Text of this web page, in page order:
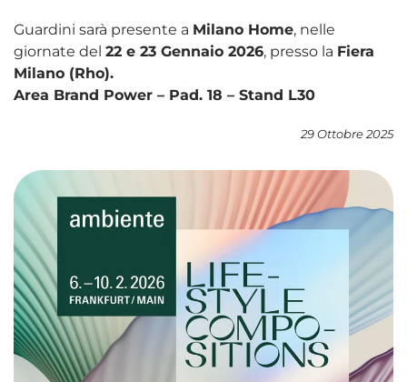
Guardini sarà presente a Milano Home, nelle
giornate del 22 e 23 Gennaio 2026, presso la Fiera
Milano (Rho).
Area Brand Power – Pad. 18 – Stand L30
29 Ottobre 2025